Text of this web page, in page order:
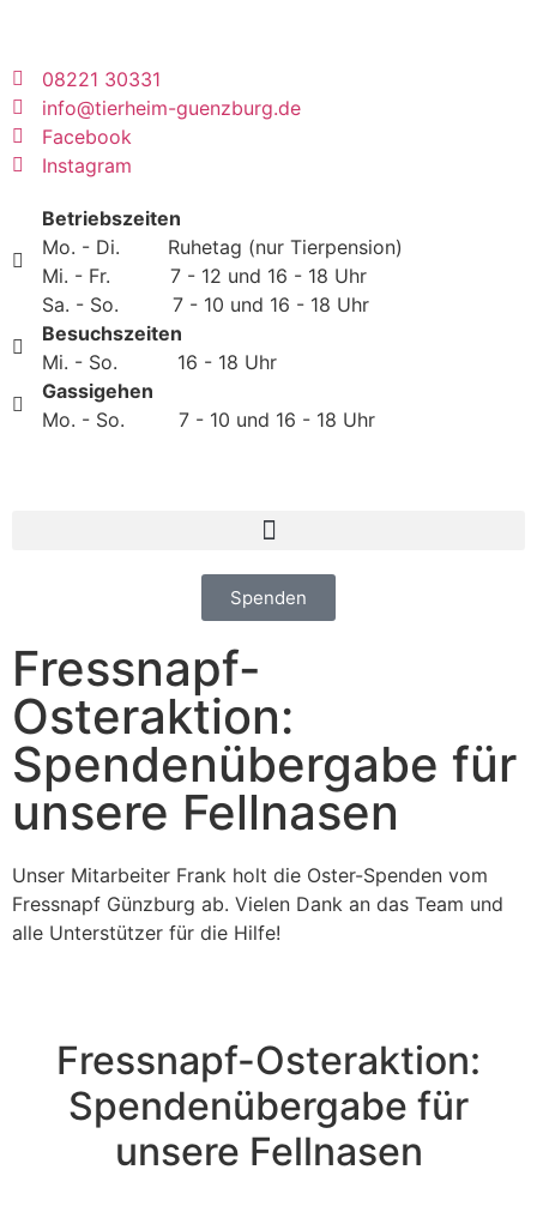
08221 30331
info@tierheim-guenzburg.de
Facebook
Instagram
Betriebszeiten
Mo. - Di. Ruhetag (nur Tierpension)
Mi. - Fr. 7 - 12 und 16 - 18 Uhr
Sa. - So. 7 - 10 und 16 - 18 Uhr
Besuchszeiten
Mi. - So. 16 - 18 Uhr
Gassigehen
Mo. - So. 7 - 10 und 16 - 18 Uhr
Spenden
Fressnapf-
Osteraktion:
Spendenübergabe für
unsere Fellnasen
Unser Mitarbeiter Frank holt die Oster-Spenden vom
Fressnapf Günzburg ab. Vielen Dank an das Team und
alle Unterstützer für die Hilfe!
Fressnapf-Osteraktion:
Spendenübergabe für
unsere Fellnasen